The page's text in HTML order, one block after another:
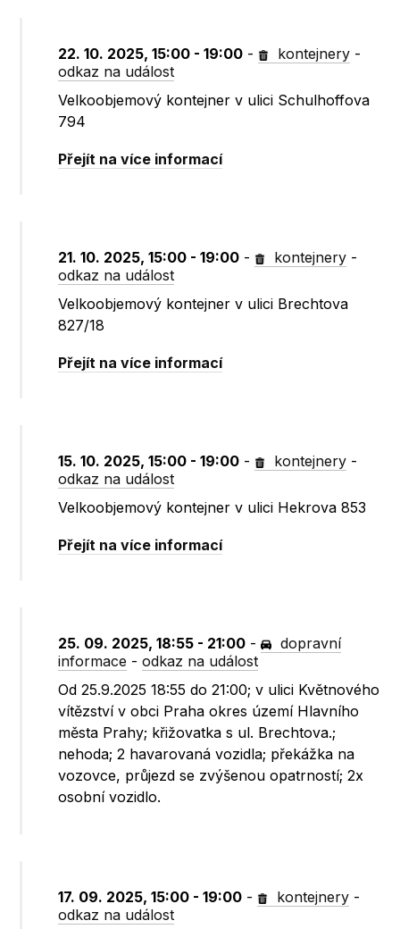
22. 10. 2025, 15:00 - 19:00 - kontejnery -
odkaz na událost
Velkoobjemový kontejner v ulici Schulhoffova
794
Přejít na více informací
21. 10. 2025, 15:00 - 19:00 - kontejnery -
odkaz na událost
Velkoobjemový kontejner v ulici Brechtova
827/18
Přejít na více informací
15. 10. 2025, 15:00 - 19:00 - kontejnery -
odkaz na událost
Velkoobjemový kontejner v ulici Hekrova 853
Přejít na více informací
25. 09. 2025, 18:55 - 21:00 -
dopravní
informace -odkaz na událost
Od 25.9.2025 18:55 do 21:00; v ulici Květnového
vítězství v obci Praha okres území Hlavního
města Prahy; křižovatka s ul. Brechtova.;
nehoda; 2 havarovaná vozidla; překážka na
vozovce, průjezd se zvýšenou opatrností; 2x
osobní vozidlo.
17. 09. 2025, 15:00 - 19:00 - kontejnery -
odkaz na událost